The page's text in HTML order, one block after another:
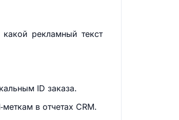
рекламный текст
ID заказа.
в отчетах CRM.